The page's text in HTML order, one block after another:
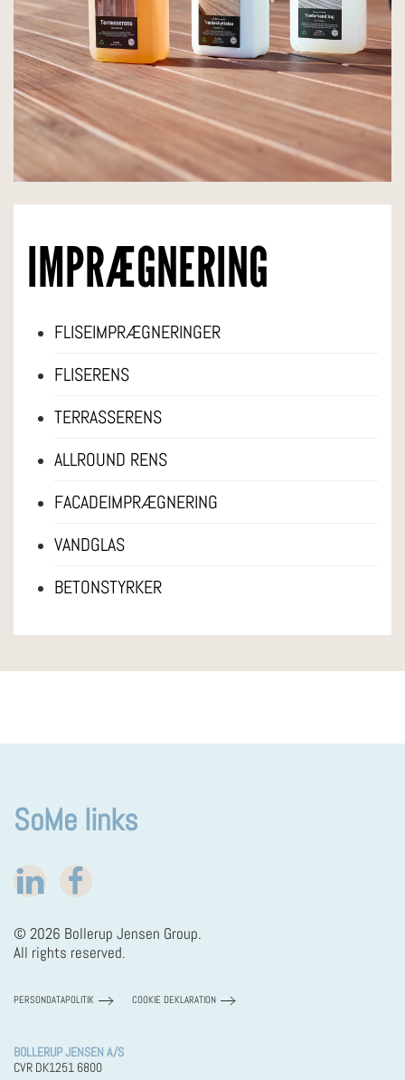
IMPRÆGNERING
FLISEIMPRÆGNERINGER
FLISERENS
TERRASSERENS
ALLROUND RENS
FACADEIMPRÆGNERING
VANDGLAS
BETONSTYRKER
SoMe links
© 2026 Bollerup Jensen Group.
All rights reserved.
PERSONDATAPOLITIK COOKIE DEKLARATION
BOLLERUP JENSEN A/S
CVR DK1251 6800